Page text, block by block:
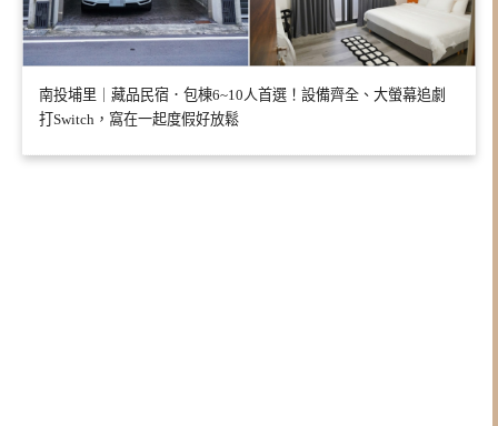
南投埔里｜藏品民宿．包棟6~10人首選！設備齊全、大螢幕追劇
打Switch，窩在一起度假好放鬆